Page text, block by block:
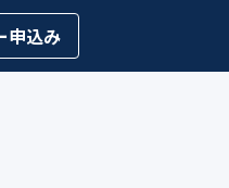
申込み